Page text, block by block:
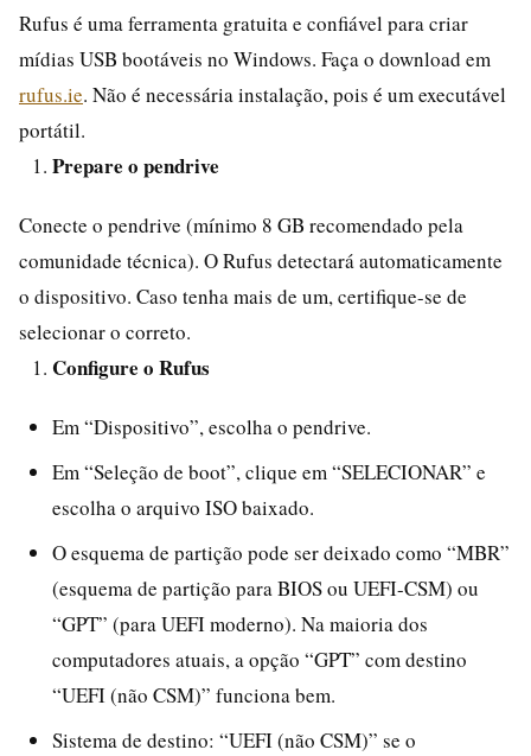
Rufus é uma ferramenta gratuita e confiável para criar
mídias USB bootáveis no Windows. Faça o download em
rufus.ie. Não é necessária instalação, pois é um executável
portátil.
Prepare o pendrive
Conecte o pendrive (mínimo 8 GB recomendado pela
comunidade técnica). O Rufus detectará automaticamente
o dispositivo. Caso tenha mais de um, certifique-se de
selecionar o correto.
Configure o Rufus
Em “Dispositivo”, escolha o pendrive.
Em “Seleção de boot”, clique em “SELECIONAR” e
escolha o arquivo ISO baixado.
O esquema de partição pode ser deixado como “MBR”
(esquema de partição para BIOS ou UEFI-CSM) ou
“GPT” (para UEFI moderno). Na maioria dos
computadores atuais, a opção “GPT” com destino
“UEFI (não CSM)” funciona bem.
Sistema de destino: “UEFI (não CSM)” se o